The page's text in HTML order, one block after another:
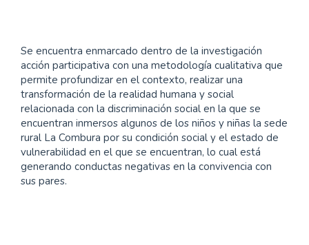
Se encuentra enmarcado dentro de la investigación
acción participativa con una metodología cualitativa que
permite profundizar en el contexto, realizar una
transformación de la realidad humana y social
relacionada con la discriminación social en la que se
encuentran inmersos algunos de los niños y niñas la sede
rural La Combura por su condición social y el estado de
vulnerabilidad en el que se encuentran, lo cual está
generando conductas negativas en la convivencia con
sus pares.